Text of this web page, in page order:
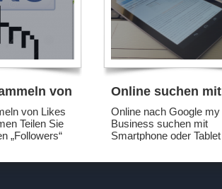
von
von Likes
Teilen Sie
„Followers“
Ihrem
Online suchen mit
Smartphone oder
Online nach Google my
Business suchen mit
Smartphone oder
Smartphone oder